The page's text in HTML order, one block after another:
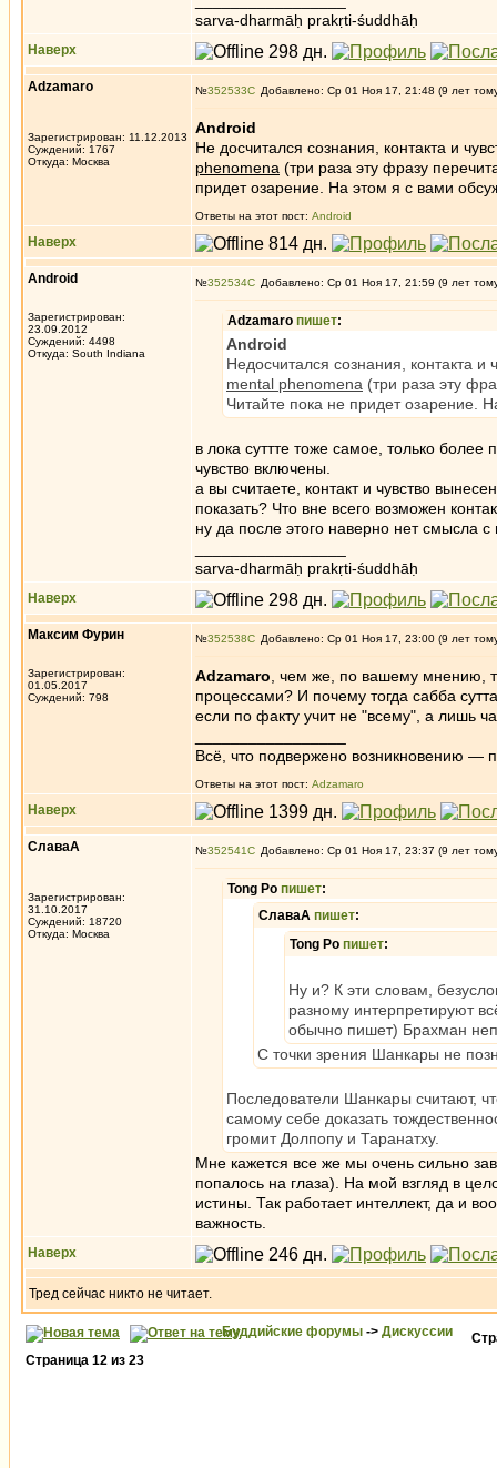
sarva-dharmāḥ prakṛti-śuddhāḥ
Наверх
Adzamaro
Зарегистрирован: 11.12.2013
Суждений: 1767
Откуда: Москва
№352533 Добавлено: Ср 01 Ноя 17, 21:48 (9 лет
Android
Не досчитался сознания, контакта и
phenomena (три раза эту фразу
придет озарение. На этом я с вами
Ответы на этот пост: Android
Наверх
Android
Зарегистрирован:
23.09.2012
Суждений: 4498
Откуда: South Indiana
№352534 Добавлено: Ср 01 Ноя 17, 21:59 (9 лет
Adzamaro пишет:
Android
Недосчитался сознания, контакта
mental phenomena (три раза эту
Читайте пока не придет озарение.
в лока суттте тоже самое, только
чувство включены.
а вы считаете, контакт и чувство
показать? Что вне всего возможен
ну да после этого наверно нет смысла
sarva-dharmāḥ prakṛti-śuddhāḥ
Наверх
Максим Фурин
Зарегистрирован:
01.05.2017
Суждений: 798
№352538 Добавлено: Ср 01 Ноя 17, 23:00 (9 лет
Adzamaro , чем же, по вашему мнению,
процессами? И почему тогда сабба
если по факту учит не "всему", а лишь
Всё, что подвержено возникновению —
Ответы на этот пост: Adzamaro
Наверх
СлаваА
Зарегистрирован:
31.10.2017
Суждений: 18720
Откуда: Москва
№352541 Добавлено: Ср 01 Ноя 17, 23:37 (9 лет
Tong Po пишет:
СлаваА пишет:
Tong Po пишет:
Ну и? К эти словам,
разному интерпретируют
обычно пишет) Брахман
С точки зрения Шанкары не
Последователи Шанкары считают,
самому себе доказать
громит Долпопу и Таранатху.
Мне кажется все же мы очень сильно
попалось на глаза). На мой взгляд в
истины. Так работает интеллект, да и
важность.
Наверх
Тред сейчас никто не читает.
Буддийские форумы -> Дискуссии
Страница 12 из 23